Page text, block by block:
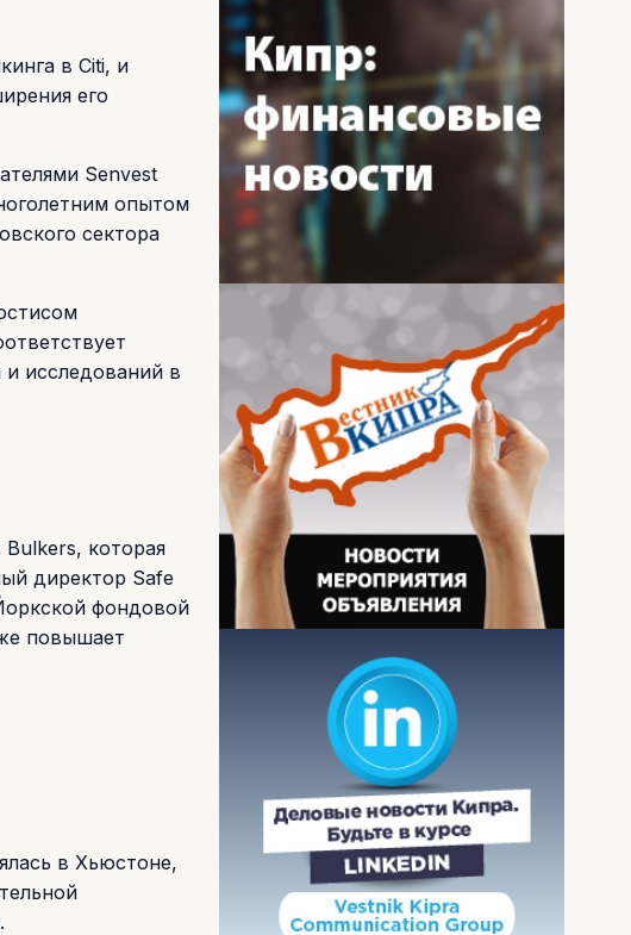
в Citi, и
его
Senvest
опытом
сектора
исследований в
которая
директор Safe
фондовой
повышает
в Хьюстоне,